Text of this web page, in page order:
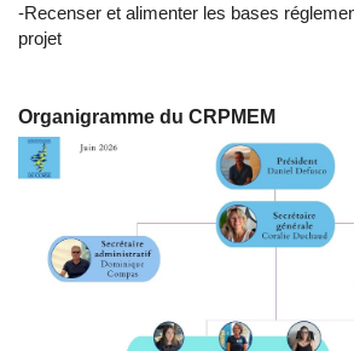
-Recenser et alimenter les bases
projet
Organigramme du CRPMEM